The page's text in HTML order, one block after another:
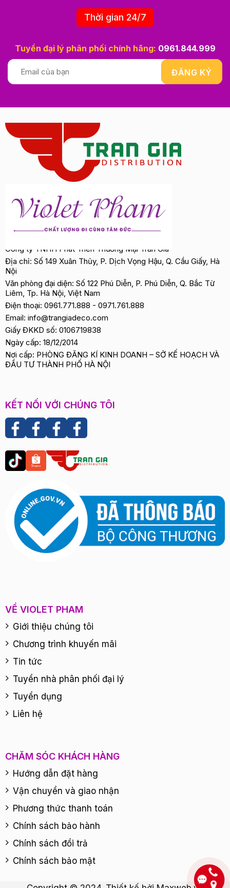
Thời gian 24/7
Tuyển đại lý phân phối chính hãng: 0961.844.999
Công ty TNHH Phát Triển Thương Mại Trần Gia
Địa chỉ: Số 149 Xuân Thủy, P. Dịch Vọng Hậu, Q. Cầu Giấy, Hà
Nội
Văn phòng đại diện: Số 122 Phú Diễn, P. Phú Diễn, Q. Bắc Từ
Liêm, Tp. Hà Nội, Việt Nam
Điện thoại: 0961.771.888 - 0971.761.888
Email: info@trangiadeco.com
Giấy ĐKKD số: 0106719838
Ngày cấp: 18/12/2014
Nơi cấp: PHÒNG ĐĂNG KÍ KINH DOANH – SỞ KẾ HOẠCH VÀ
ĐẦU TƯ THÀNH PHỐ HÀ NỘI
KẾT NỐI VỚI CHÚNG TÔI
VỀ VIOLET PHAM
Giới thiệu chúng tôi
Chương trình khuyến mãi
Tin tức
Tuyển nhà phân phối đại lý
Tuyển dụng
Liên hệ
CHĂM SÓC KHÁCH HÀNG
Hướng dẫn đặt hàng
Vận chuyển và giao nhận
Phương thức thanh toán
Chính sách bảo hành
Chính sách đổi trả
Chính sách bảo mật